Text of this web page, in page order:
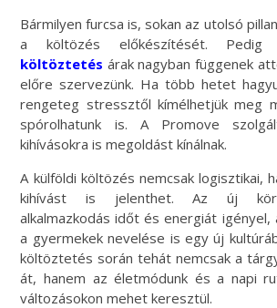
Bármilyen furcsa is, sokan az utolsó
a költözés előkészítését.
költöztetés árak nagyban függenek
előre szervezünk. Ha több hetet
rengeteg stressztől kímélhetjük meg
spórolhatunk is. A Promove
kihívásokra is megoldást kínálnak.
A külföldi költözés nemcsak logisztikai,
kihívást is jelenthet. Az új
alkalmazkodás időt és energiát igényel,
a gyermekek nevelése is egy új
költöztetés során tehát nemcsak a
át, hanem az életmódunk és a napi
változásokon mehet keresztül.